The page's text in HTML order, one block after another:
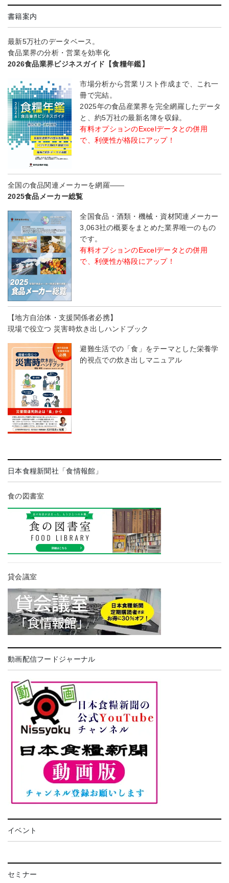
書籍案内
最新5万社のデータベース。
食品業界の分析・営業を効率化
2026食品業界ビジネスガイド【食糧年鑑】
市場分析から営業リスト作成まで、これ一
冊で完結。
2025年の食品産業界を完全網羅したデータ
と、約5万社の最新名簿を収録。
有料オプションのExcelデータとの併用
で、利便性が格段にアップ！
全国の食品関連メーカーを網羅――
2025食品メーカー総覧
全国食品・酒類・機械・資材関連メーカー
3,063社の概要をまとめた業界唯一のもの
です。
有料オプションのExcelデータとの併用
で、利便性が格段にアップ！
【地方自治体・支援関係者必携】
現場で役立つ 災害時炊き出しハンドブック
避難生活での「食」をテーマとした栄養学
的視点での炊き出しマニュアル
日本食糧新聞社「食情報館」
食の図書室
貸会議室
動画配信フードジャーナル
イベント
セミナー